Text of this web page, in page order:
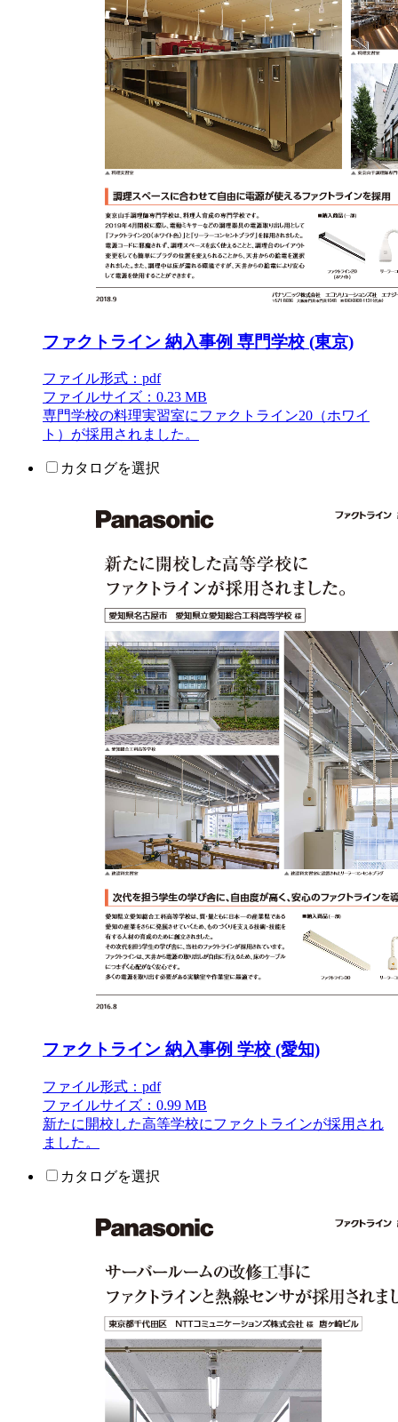
ファクトライン 納入事例 専門学校 (東京)
ファイル形式：pdf
ファイルサイズ：0.23 MB
専門学校の料理実習室にファクトライン20（ホワイ
ト）が採用されました。
カタログを選択
ファクトライン 納入事例 学校 (愛知)
ファイル形式：pdf
ファイルサイズ：0.99 MB
新たに開校した高等学校にファクトラインが採用され
ました。
カタログを選択